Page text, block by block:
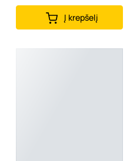
Į krepšelį